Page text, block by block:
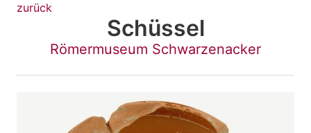
zurück
Schüssel
Römermuseum Schwarzenacker